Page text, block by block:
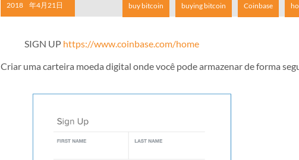
2018 年4月21日 buy bitcoin buying bitcoin Coinbase
SIGN UP https://www.coinbase.com/home
Criar uma carteira moeda digital onde você pode armazenar de forma